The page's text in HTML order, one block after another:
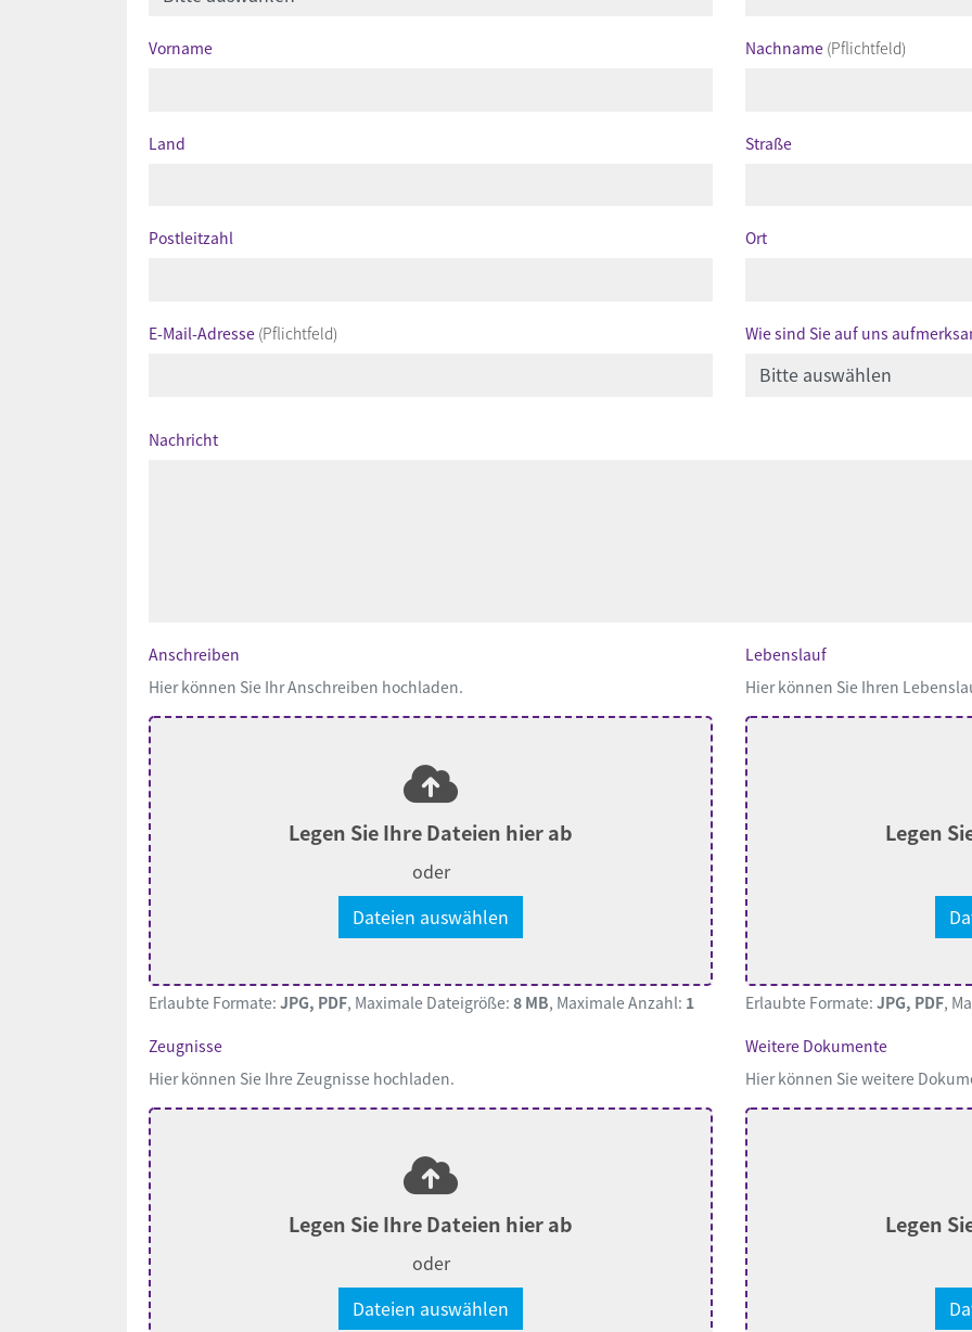
Vorname Nachname (Pflichtfeld)
Land Straße
Postleitzahl Ort
E-Mail-Adresse (Pflichtfeld) Wie sind Sie auf uns
Nachricht
Anschreiben
Hier können Sie Ihr Anschreiben hochladen.
Legen Sie Ihre Dateien hier ab
oder
Dateien auswählen
Erlaubte Formate: JPG, PDF, Maximale Dateigröße: 8 MB, Maximale Anzahl: 1
Lebenslauf
Hier können Sie Ihren
Legen
Erlaubte Formate: JPG, PDF,
Zeugnisse
Hier können Sie Ihre Zeugnisse hochladen.
Legen Sie Ihre Dateien hier ab
oder
Dateien auswählen
Weitere Dokumente
Hier können Sie weitere
Legen